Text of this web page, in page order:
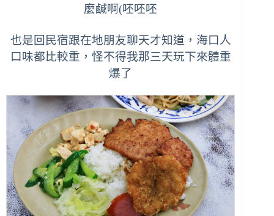
麼鹹啊(呸呸呸
也是回民宿跟在地朋友聊天才知道，海口人
口味都比較重，怪不得我那三天玩下來體重
爆了